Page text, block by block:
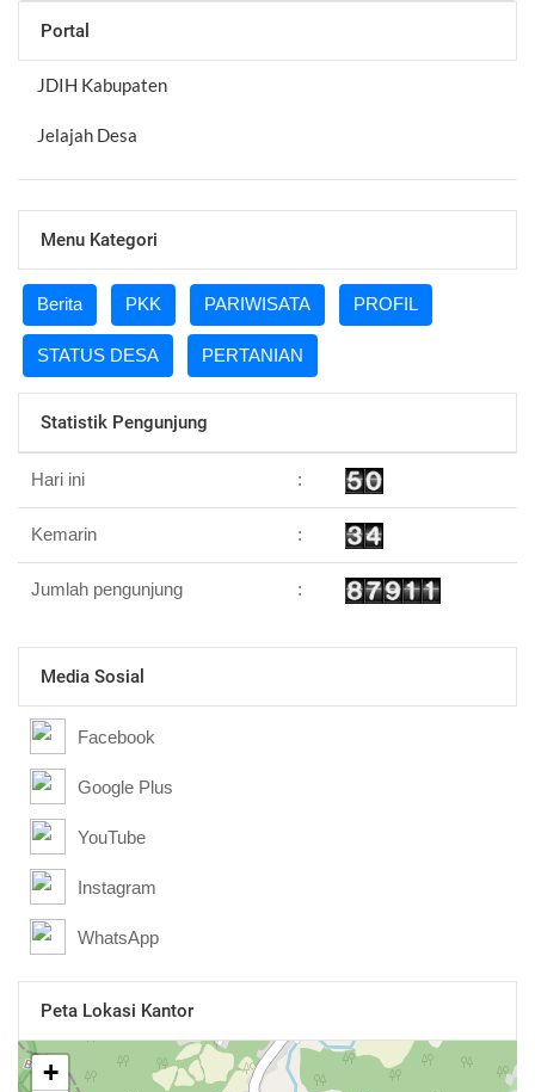
Portal
JDIH Kabupaten
Jelajah Desa
Menu Kategori
Berita PKK PARIWISATA PROFIL
STATUS DESA PERTANIAN
Statistik Pengunjung
Hari ini :
Kemarin :
Jumlah pengunjung :
Media Sosial
Facebook
Google Plus
YouTube
Instagram
WhatsApp
Peta Lokasi Kantor
+